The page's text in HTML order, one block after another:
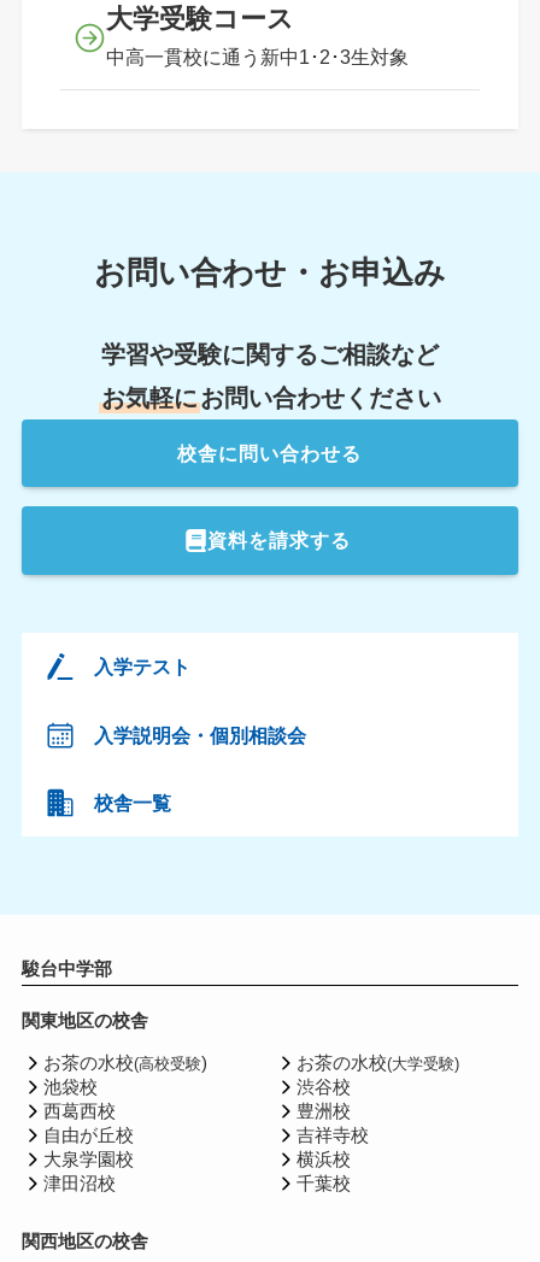
大学受験コース
中高一貫校に通う新中1･2･3生対象
お問い合わせ・お申込み
学習や受験に関するご相談など
お気軽にお問い合わせください
校舎に問い合わせる
資料を請求する
入学テスト
入学説明会・個別相談会
校舎一覧
駿台中学部
関東地区の校舎
お茶の水校(高校受験)
池袋校
西葛西校
自由が丘校
大泉学園校
津田沼校
お茶の水校(大学受験)
渋谷校
豊洲校
吉祥寺校
横浜校
千葉校
関西地区の校舎